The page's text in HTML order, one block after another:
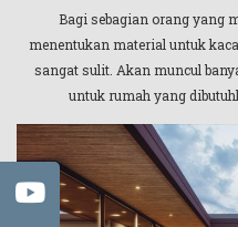
Bagi sebagian orang yang
menentukan material untuk
sangat sulit. Akan muncul
untuk rumah yang